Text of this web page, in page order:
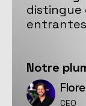
distingue
Notre
CEO